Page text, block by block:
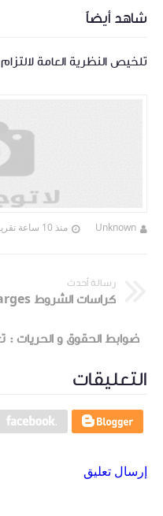
شاهد أيضاً
تلخيص النظرية العامة لالتزام
Unknown منذ 10 ساعة تقريبا
رسالة أحدث
كراسات الشروط Cahiers des Charges
التعليقات
إرسال تعليق